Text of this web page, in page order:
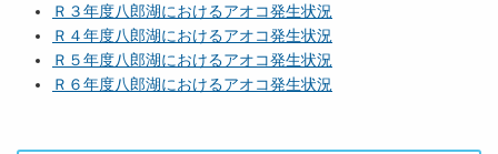
Ｒ３年度八郎湖におけるアオコ発生状況
Ｒ４年度八郎湖におけるアオコ発生状況
Ｒ５年度八郎湖におけるアオコ発生状況
Ｒ６年度八郎湖におけるアオコ発生状況